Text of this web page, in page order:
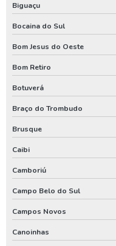
Perfuração de poço
Perfuração de poço preço
Perfuração de poço profundo
Perfuração de poço tubular
Perfuração de poço tubular
Perfurar poço artesiano preço
Perfurar poço artesiano quanto
Poço artesiano custo
Poço artesiano de 150 metros
Biguaçu
Bocaina do Sul
Bom Jesus do Oeste
Bom Retiro
Botuverá
Braço do Trombudo
Brusque
Caibi
Camboriú
Campo Belo do Sul
Campos Novos
Canoinhas